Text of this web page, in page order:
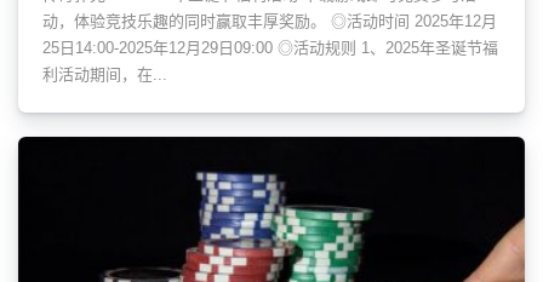
动，体验竞技乐趣的同时赢取丰厚奖励。 ◎活动时间 2025年12月
25日14:00-2025年12月29日09:00 ◎活动规则 1、2025年圣诞节福
利活动期间，在...